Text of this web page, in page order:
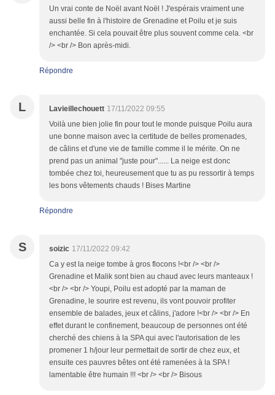
Un vrai conte de Noël avant Noël ! J'espérais vraiment une
aussi belle fin à l'histoire de Grenadine et Poilu et je suis
enchantée. Si cela pouvait être plus souvent comme cela. <br
/> <br /> Bon après-midi.
Répondre
L Lavieillechouett 17/11/2022 09:55
Voilà une bien jolie fin pour tout le monde puisque Poilu aura
une bonne maison avec la certitude de belles promenades,
de câlins et d'une vie de famille comme il le mérite. On ne
prend pas un animal "juste pour"...... La neige est donc
tombée chez toi, heureusement que tu as pu ressortir à temps
les bons vêtements chauds ! Bises Martine
Répondre
S soizic 17/11/2022 09:42
Ca y est la neige tombe à gros flocons !<br /> <br />
Grenadine et Malik sont bien au chaud avec leurs manteaux !
<br /> <br /> Youpi, Poilu est adopté par la maman de
Grenadine, le sourire est revenu, ils vont pouvoir profiter
ensemble de balades, jeux et câlins, j'adore !<br /> <br /> En
effet durant le confinement, beaucoup de personnes ont été
cherché des chiens à la SPA qui avec l'autorisation de les
promener 1 h/jour leur permettait de sortir de chez eux, et
ensuite ces pauvres bêtes ont été ramenées à la SPA !
lamentable être humain !!! <br /> <br /> Bisous